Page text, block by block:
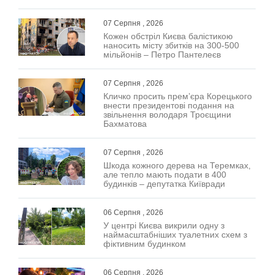
07 Серпня , 2026
Кожен обстріл Києва балістикою
наносить місту збитків на 300-500
мільйонів – Петро Пантелеєв
07 Серпня , 2026
Кличко просить прем’єра Корецького
внести президентові подання на
звільнення володаря Троєщини
Бахматова
07 Серпня , 2026
Шкода кожного дерева на Теремках,
але тепло мають подати в 400
будинків – депутатка Київради
06 Серпня , 2026
У центрі Києва викрили одну з
наймасштабніших туалетних схем з
фіктивним будинком
06 Серпня , 2026